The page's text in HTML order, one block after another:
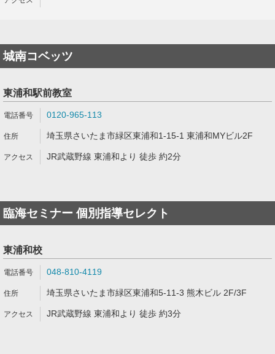
城南コベッツ
東浦和駅前教室
0120-965-113
埼玉県さいたま市緑区東浦和1-15-1 東浦和MYビル2F
JR武蔵野線 東浦和より 徒歩 約2分
臨海セミナー 個別指導セレクト
東浦和校
048-810-4119
埼玉県さいたま市緑区東浦和5-11-3 熊木ビル 2F/3F
JR武蔵野線 東浦和より 徒歩 約3分